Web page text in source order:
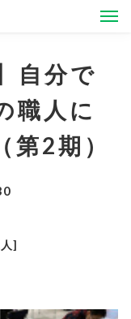
自分で
職人に
第2期）
]